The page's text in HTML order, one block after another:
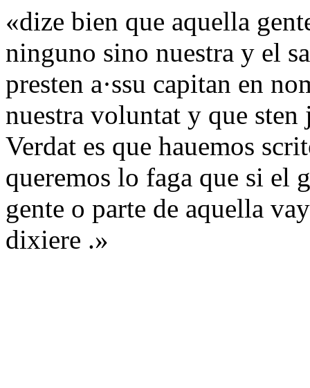
«dize bien que aquella
ninguno sino nuestra y el
presten a·ssu capitan en
nuestra voluntat y que sten
Verdat es que hauemos
queremos lo faga que si el
gente o parte de aquella
dixiere .»